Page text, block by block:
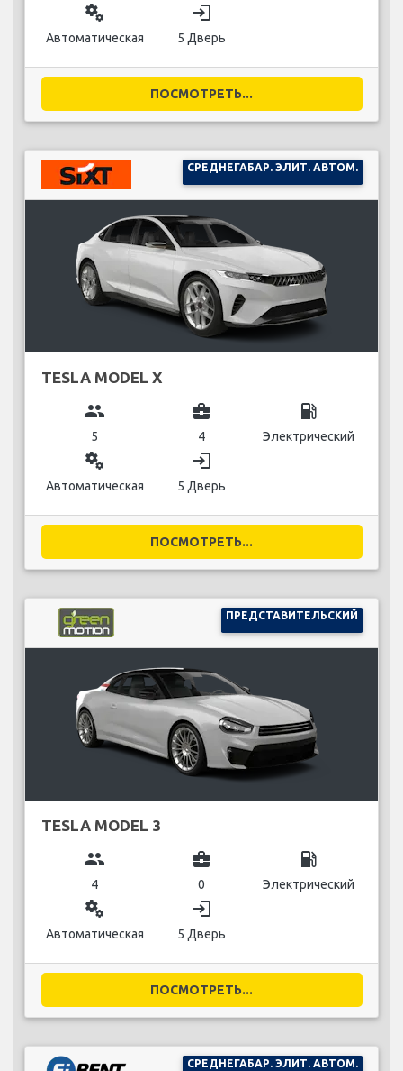
miscellaneous_services
Автоматическая
login
5 Дверь
ПОСМОТРЕТЬ...
СРЕДНЕГАБАР. ЭЛИТ. АВТОМ.
TESLA MODEL X
group
5
business_center
4
local_gas_station
Электрический
miscellaneous_services
Автоматическая
login
5 Дверь
ПОСМОТРЕТЬ...
ПРЕДСТАВИТЕЛЬСКИЙ
TESLA MODEL 3
group
4
business_center
0
local_gas_station
Электрический
miscellaneous_services
Автоматическая
login
5 Дверь
ПОСМОТРЕТЬ...
СРЕДНЕГАБАР. ЭЛИТ. АВТОМ.